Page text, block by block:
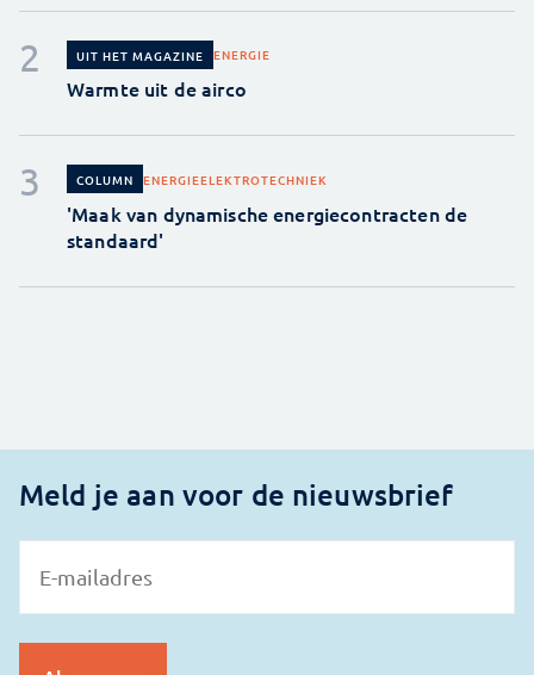
UIT HET MAGAZINE ENERGIE
Warmte uit de airco
COLUMN ENERGIEELEKTROTECHNIEK
'Maak van dynamische energiecontracten de
standaard'
Meld je aan voor de nieuwsbrief